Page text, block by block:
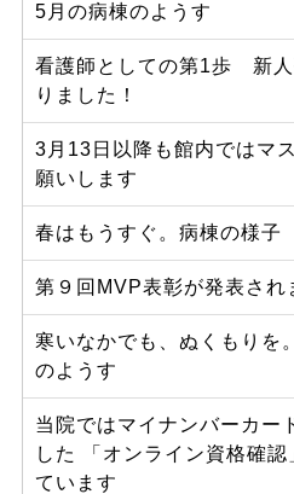
5月の病棟のようす
看護師としての第1歩 新
りました！
3月13日以降も館内ではマ
願いします
春はもうすぐ。病棟の様子
第９回MVP表彰が発表され
寒いなかでも、ぬくもりを
のようす
当院ではマイナンバーカー
した 「オンライン資格確認
ています